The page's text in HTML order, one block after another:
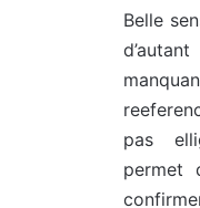
Belle
pas
permet